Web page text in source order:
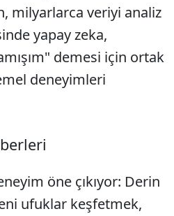
milyarlarca veriyi analiz
yapay zeka,
demesi için ortak
deneyimleri
Sesi Aç
öne çıkıyor: Derin
ufuklar keşfetmek,